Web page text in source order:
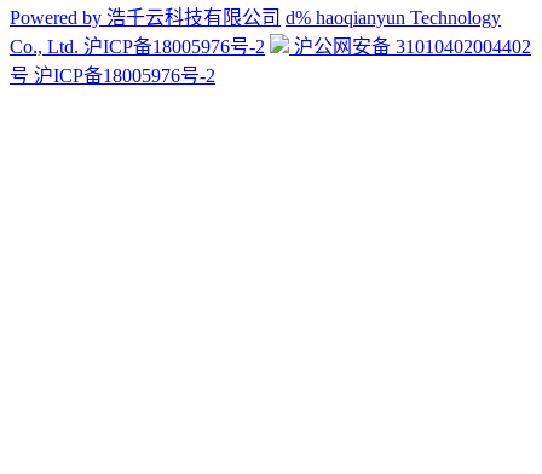
Powered by 浩千云科技有限公司 d% haoqianyun Technology
Co., Ltd. 沪ICP备18005976号-2
沪公网安备 31010402004402
号 沪ICP备18005976号-2